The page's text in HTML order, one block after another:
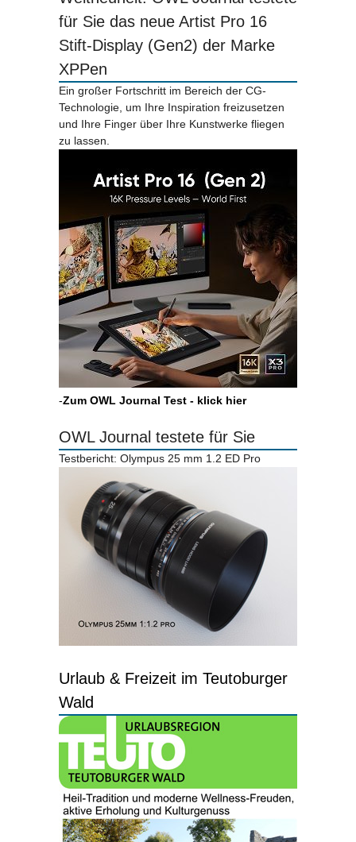
für Sie das neue Artist Pro 16
Stift-Display (Gen2) der Marke
XPPen
Ein großer Fortschritt im Bereich der CG-
Technologie, um Ihre Inspiration freizusetzen
und Ihre Finger über Ihre Kunstwerke fliegen
zu lassen.
-Zum OWL Journal Test - klick hier
OWL Journal testete für Sie
Testbericht: Olympus 25 mm 1.2 ED Pro
Urlaub & Freizeit im Teutoburger
Wald